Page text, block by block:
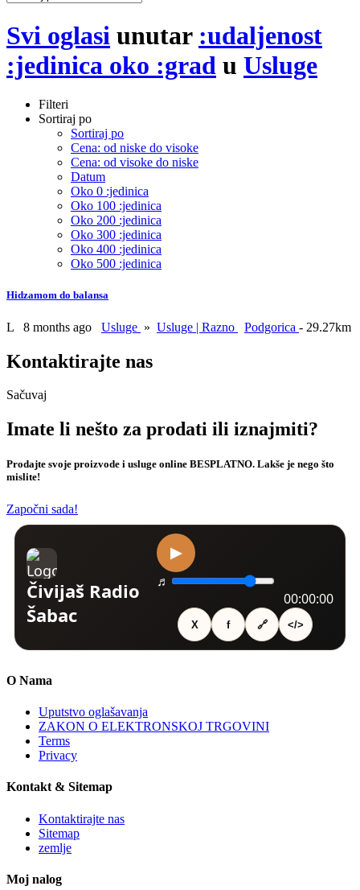
Svi oglasi unutar :udaljenost
:jedinica oko :grad u Usluge
Filteri
Sortiraj po
Sortiraj po
Cena: od niske do visoke
Cena: od visoke do niske
Datum
Oko 0 :jedinica
Oko 100 :jedinica
Oko 200 :jedinica
Oko 300 :jedinica
Oko 400 :jedinica
Oko 500 :jedinica
Hidzamom do balansa
L 8 months ago Usluge » Usluge | Razno Podgorica - 29.27km
Kontaktirajte nas
Sačuvaj
Imate li nešto za prodati ili iznajmiti?
Prodajte svoje proizvode i usluge online BESPLATNO. Lakše je nego što
mislite!
Započni sada!
O Nama
Uputstvo oglašavanja
ZAKON O ELEKTRONSKOJ TRGOVINI
Terms
Privacy
Kontakt & Sitemap
Kontaktirajte nas
Sitemap
zemlje
Moj nalog